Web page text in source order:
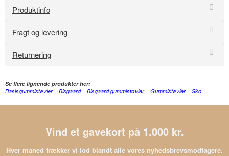
Produktinfo
Fragt og levering
Returnering
Se flere lignende produkter her:
Basisgummistøvler
Bisgaard Bisgaard gummistøvler Gummistøvler Sko
Vind et gavekort på 1.000 kr.
Hver måned trækker vi lod blandt alle vores nyhedsbrevsmodtagere.